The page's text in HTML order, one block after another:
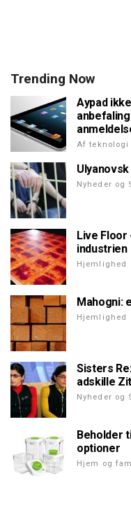
Trending Now
Aypad
Af teknologi
Nyheder og
Live Floor
industrien
Hjemlighed
Mahogni:
Hjemlighed
Sisters
adskille
Nyheder og
Beholder
optioner
Hjem og